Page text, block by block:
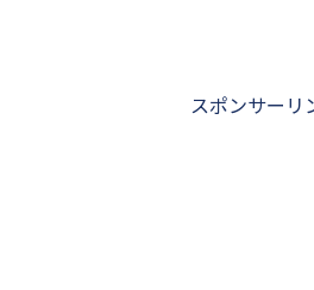
スポンサーリ